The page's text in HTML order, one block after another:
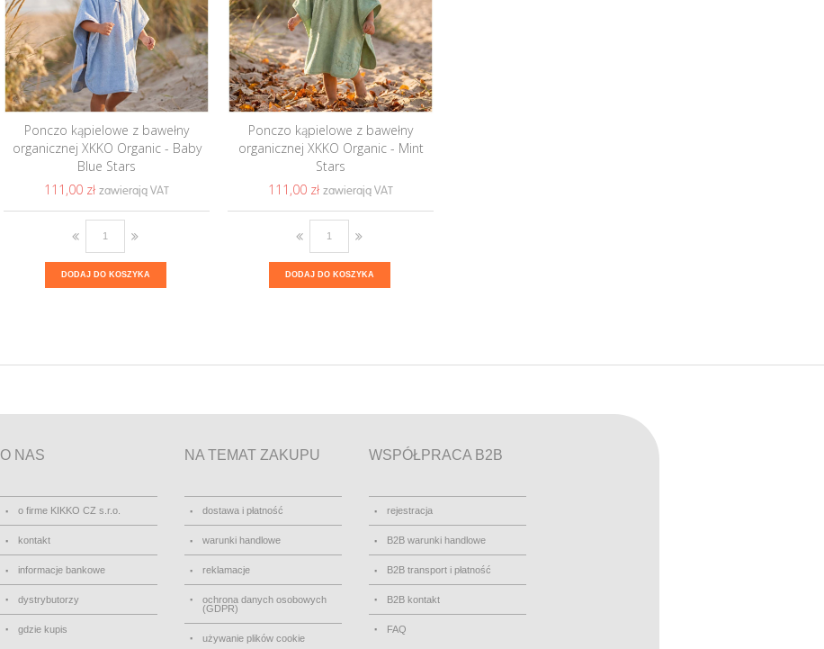
Ponczo kąpielowe z bawełny
organicznej XKKO Organic - Baby
Blue Stars
111,00 ‎zł
DODAJ DO KOSZYKA
Ponczo kąpielowe z bawełny
organicznej XKKO Organic - Mint
Stars
111,00 ‎zł
DODAJ DO KOSZYKA
O NAS
o firme KIKKO CZ s.r.o.
kontakt
informacje bankowe
dystrybutorzy
gdzie kupis
NA TEMAT ZAKUPU
dostawa i płatność
warunki handlowe
reklamacje
ochrona danych osobowych
(GDPR)
używanie plików cookie
WSPÓŁPRACA B2B
rejestracja
B2B warunki handlowe
B2B transport i płatność
B2B kontakt
FAQ